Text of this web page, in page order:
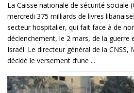
La Caisse nationale de sécurité sociale
mercredi 375 milliards de livres
secteur hospitalier, qui fait face à de
déclenchement, le 2 mars, de la guerre
Israël. Le directeur général de la CNSS,
décidé le versement d’une ...